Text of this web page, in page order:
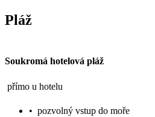
Pláž
Soukromá hotelová pláž
přímo u hotelu
• pozvolný vstup do moře